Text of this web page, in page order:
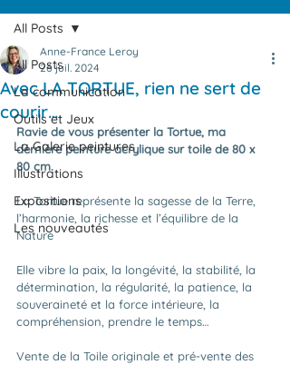
All Posts
La communication
Outils et Jeux
La Galerie peintures
Illustrations
Expositions
Les nouveautés
All Posts
Avec LA TORTUE, rien ne sert de
courir…
Anne-France Leroy
26 juil. 2024
Ravie de vous présenter la Tortue, ma
dernière peinture acrylique sur toile de 80 x
80 cm.
La Tortue représente la sagesse de la Terre,
l’harmonie, la richesse et l’équilibre de la
Nature
Elle vibre la paix, la longévité, la stabilité, la
détermination, la régularité, la patience, la
souveraineté et la force intérieure, la
compréhension, prendre le temps…
Vente de la Toile originale et pré-vente des